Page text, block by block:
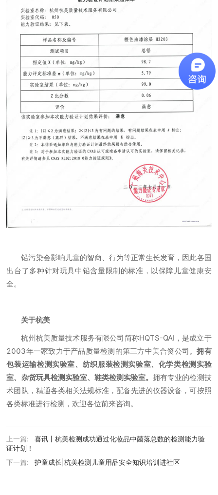
铅污染会影响儿童的智商、行为等正常生长发育，因此各国
出台了多种针对玩具中铅含量限制的标准，以保障儿童健康安
全。
关于杭美
杭州杭美质量技术服务有限公司简称HQTS-QAI，是成立于
2003年一家致力于产品质量检测的第三方中美合资公司。拥有
包装运输检测实验室、纺织服装检测实验室、化学类检测实验
室、杂货玩具检测实验室、鞋类检测实验室。拥有专业的检测技
术团队，精通各类相关法规标准，配备先进的仪器设备，可按照
各类标准进行检测，欢迎各位前来咨询。
上一篇:
喜讯丨杭美检测成功通过化妆品中菌落总数的检测能力验
证计划！
下一篇:
护童成长|杭美检测儿童用品安全知识培训进社区